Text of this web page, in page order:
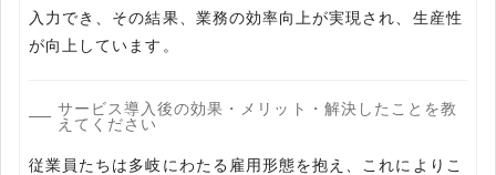
入力でき、その結果、業務の効率向上が実現され、生産性
が向上しています。
サービス導入後の効果・メリット・解決したことを教
えてください
従業員たちは多岐にわたる雇用形態を抱え、これによりこ